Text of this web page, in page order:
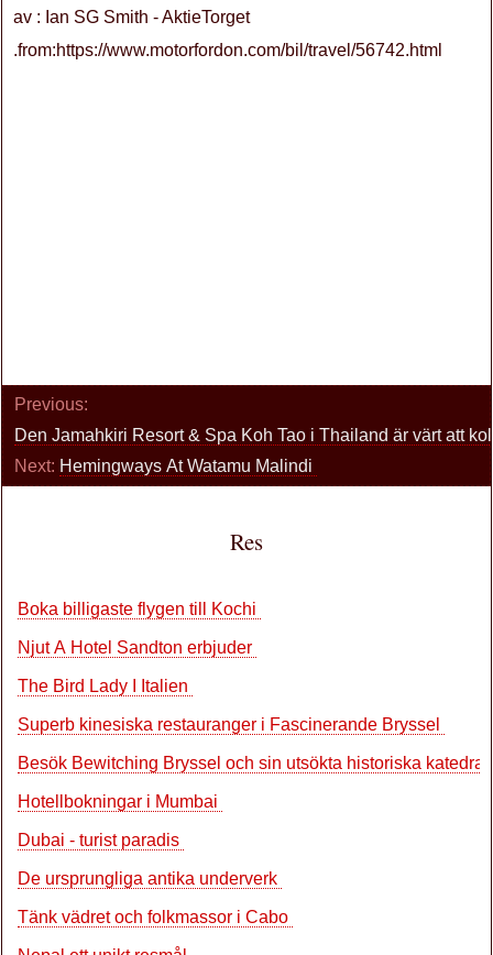
av : Ian SG Smith - AktieTorget
.from:https://www.motorfordon.com/bil/travel/56742.html
Previous:
Den Jamahkiri Resort & Spa Koh Tao i Thailand är värt att
Next: Hemingways At Watamu Malindi
Res
Boka billigaste flygen till Kochi
Njut A Hotel Sandton erbjuder
The Bird Lady I Italien
Superb kinesiska restauranger i Fascinerande Bryssel
Besök Bewitching Bryssel och sin utsökta historiska
Hotellbokningar i Mumbai
Dubai - turist paradis
De ursprungliga antika underverk
Tänk vädret och folkmassor i Cabo